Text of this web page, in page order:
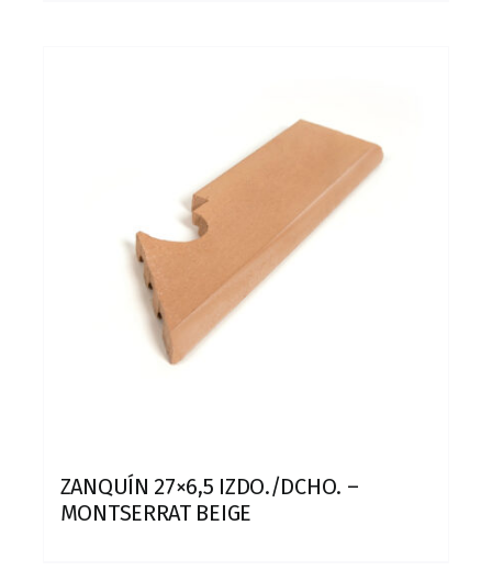
ZANQUÍN 27×6,5 IZDO./DCHO. –
MONTSERRAT BEIGE